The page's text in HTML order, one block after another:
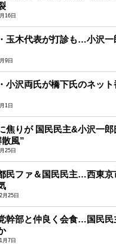
16日
玉木代表が打診も…小沢一
9日
小沢両氏が橋下氏のネッ
1日
焦りが 国民民主&小沢一郎
風”
25日
民ファ＆国民民主…西東京
月25日
幹部と仲良く会食…国民
月7日